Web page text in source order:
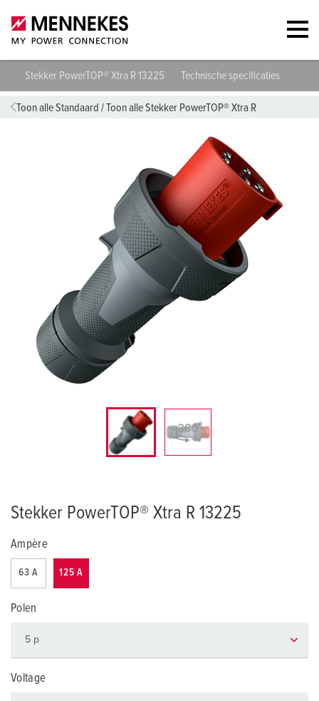
Stekker PowerTOP® Xtra R 13225 Technische specificaties
Toon alle Standaard /Toon alle Stekker PowerTOP® Xtra R
Stekker PowerTOP® Xtra R 13225
Ampère
63 A 125 A
Polen
Voltage